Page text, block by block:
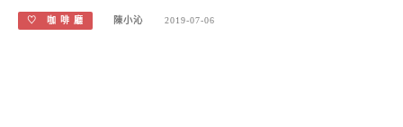
♡ 咖 啡 廳 陳小沁 2019-07-06